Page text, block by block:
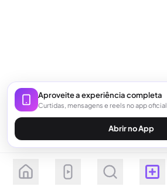
Seguir
Aproveite a experiência completa
Curtidas, mensagens e reels no app oficial.
Abrir no App